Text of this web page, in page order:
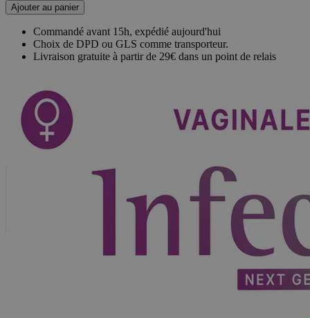
Ajouter au panier
Commandé avant 15h, expédié aujourd'hui
Choix de DPD ou GLS comme transporteur.
Livraison gratuite à partir de 29€ dans un point de relais